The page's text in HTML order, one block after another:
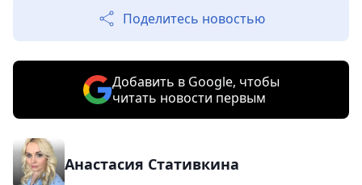
Поделитесь новостью
Добавить в Google, чтобы
читать новости первым
Анастасия Стативкина